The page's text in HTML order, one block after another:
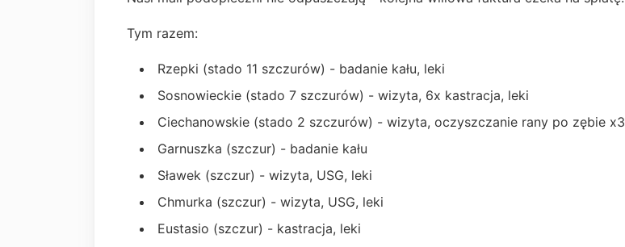
Tym razem:
Rzepki (stado 11 szczurów) - badanie kału, leki
Sosnowieckie (stado 7 szczurów) - wizyta, 6x kastracja, leki
Ciechanowskie (stado 2 szczurów) - wizyta, oczyszczanie rany po zębie x3
Garnuszka (szczur) - badanie kału
Sławek (szczur) - wizyta, USG, leki
Chmurka (szczur) - wizyta, USG, leki
Eustasio (szczur) - kastracja, leki